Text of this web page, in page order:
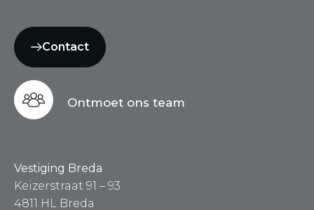
Contact
Ontmoet ons team
Vestiging Breda
Keizerstraat 91 – 93
4811 HL Breda